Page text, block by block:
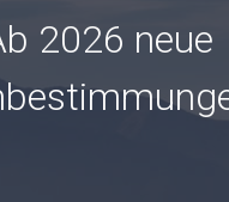
2026 neue